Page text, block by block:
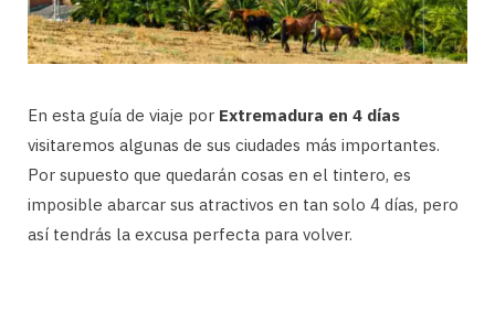
En esta guía de viaje por Extremadura en 4 días
visitaremos algunas de sus ciudades más importantes.
Por supuesto que quedarán cosas en el tintero, es
imposible abarcar sus atractivos en tan solo 4 días, pero
así tendrás la excusa perfecta para volver.